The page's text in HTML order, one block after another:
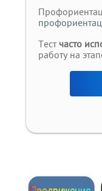
Тестчасто
работу на